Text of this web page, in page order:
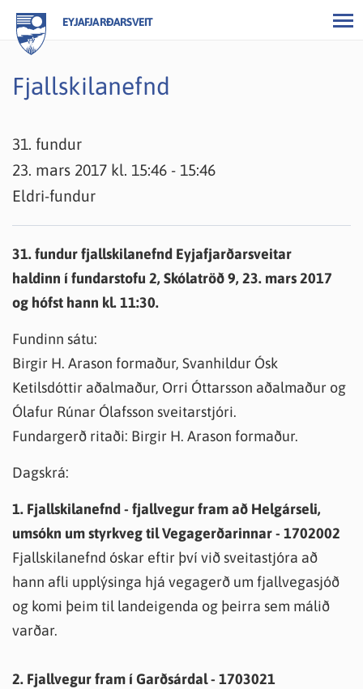
EYJAFJARÐARSVEIT
Fjallskilanefnd
31. fundur
23. mars 2017 kl. 15:46 - 15:46
Eldri-fundur
31. fundur fjallskilanefnd Eyjafjarðarsveitar
haldinn í fundarstofu 2, Skólatröð 9, 23. mars 2017
og hófst hann kl. 11:30.
Fundinn sátu:
Birgir H. Arason formaður, Svanhildur Ósk
Ketilsdóttir aðalmaður, Orri Óttarsson aðalmaður og
Ólafur Rúnar Ólafsson sveitarstjóri.
Fundargerð ritaði: Birgir H. Arason formaður.
Dagskrá:
1. Fjallskilanefnd - fjallvegur fram að Helgárseli,
umsókn um styrkveg til Vegagerðarinnar - 1702002
Fjallskilanefnd óskar eftir því við sveitastjóra að
hann afli upplýsinga hjá vegagerð um fjallvegasjóð
og komi þeim til landeigenda og þeirra sem málið
varðar.
2. Fjallvegur fram í Garðsárdal - 1703021